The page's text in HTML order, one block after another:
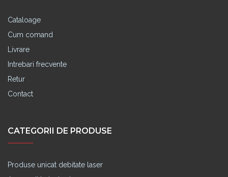
Cataloage
Cum comand
Livrare
Intrebari frecvente
Retur
Contact
CATEGORII DE PRODUSE
Produse unicat debitate laser